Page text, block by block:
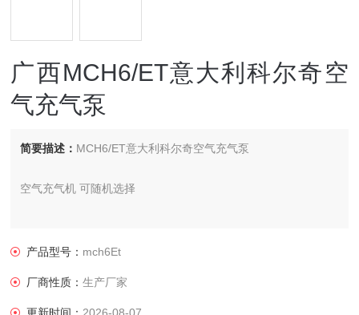
广西MCH6/ET意大利科尔奇空
气充气泵
简要描述： MCH6/ET意大利科尔奇空气充气泵
空气充气机 可随机选择
供应商：科尔奇中国有限公司
产品型号： mch6Et
厂商性质：生产厂家